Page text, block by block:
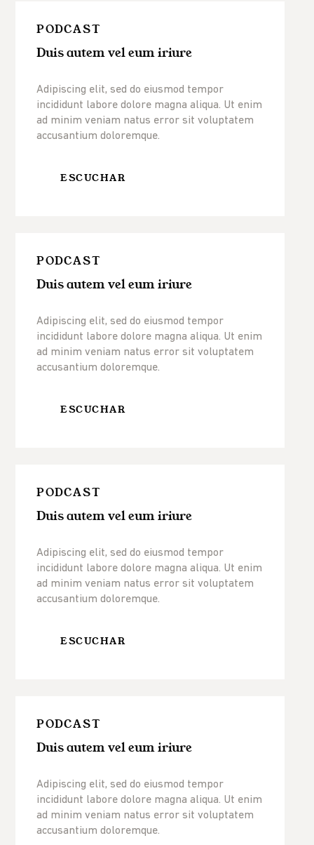
PODCAST
Duis autem vel eum iriure
Adipiscing elit, sed do eiusmod tempor
incididunt labore dolore magna aliqua. Ut enim
ad minim veniam natus error sit voluptatem
accusantium doloremque.
ESCUCHAR
PODCAST
Duis autem vel eum iriure
Adipiscing elit, sed do eiusmod tempor
incididunt labore dolore magna aliqua. Ut enim
ad minim veniam natus error sit voluptatem
accusantium doloremque.
ESCUCHAR
PODCAST
Duis autem vel eum iriure
Adipiscing elit, sed do eiusmod tempor
incididunt labore dolore magna aliqua. Ut enim
ad minim veniam natus error sit voluptatem
accusantium doloremque.
ESCUCHAR
PODCAST
Duis autem vel eum iriure
Adipiscing elit, sed do eiusmod tempor
incididunt labore dolore magna aliqua. Ut enim
ad minim veniam natus error sit voluptatem
accusantium doloremque.